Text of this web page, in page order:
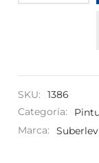
SKU:
1386
Categoría:
Marca:
Suberlev